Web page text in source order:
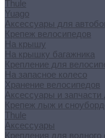
Thule
Yuago
Аксессуары для
Крепеж велосипедов
На крышу
На крышку багажника
Крепление для
На запасное колесо
Хранение велосипедов
Аксессуары и
Крепеж лыж и
Thule
Аксессуары
Крепления для водного